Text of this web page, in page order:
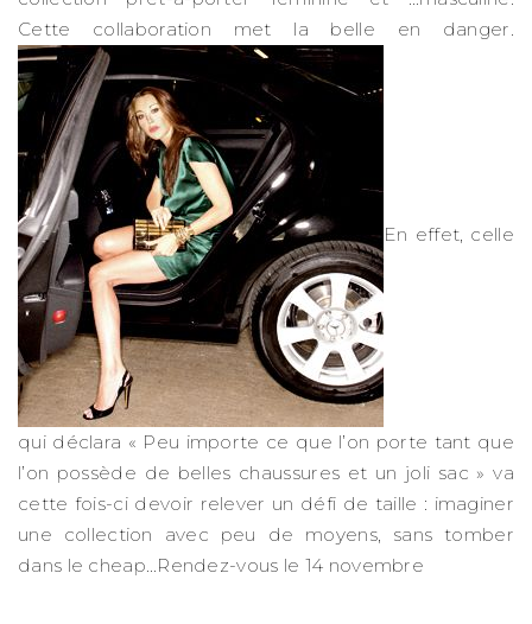
Cette collaboration met la belle en danger.
En effet, celle
qui déclara « Peu importe ce que l’on porte tant que
l’on possède de belles chaussures et un joli sac » va
cette fois-ci devoir relever un défi de taille : imaginer
une collection avec peu de moyens, sans tomber
dans le cheap…Rendez-vous le 14 novembre